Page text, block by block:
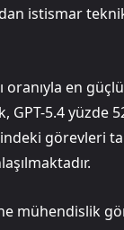
istismar
oranıyla en
5.4 yüzde
görevleri
mühendislik